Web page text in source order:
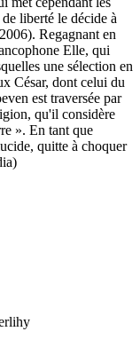
liberté le décide à
Regagnant en
Elle, qui
une sélection en
César, dont celui du
est traversée par
qu'il considère
». En tant que
quitte à choquer